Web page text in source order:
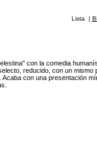
Lista |
con la comedia
reducido, con un mismo
con una presentación